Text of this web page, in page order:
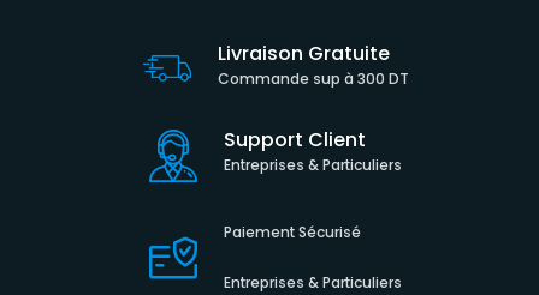
Livraison Gratuite
Commande sup à 300 DT
Support Client
Entreprises & Particuliers
Paiement Sécurisé
Entreprises & Particuliers